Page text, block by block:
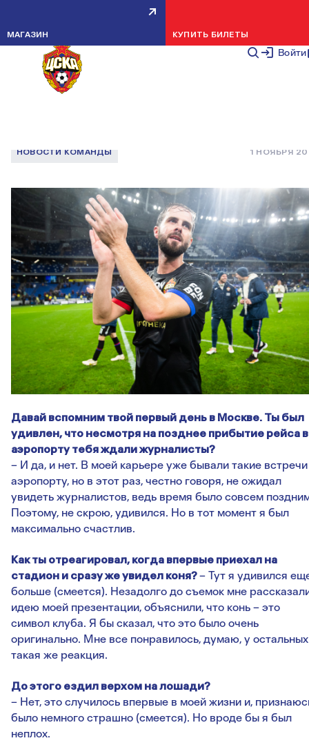
Войти
МАГАЗИН КУПИТЬ БИЛЕТЫ
МИРАЛЕМ ПЬЯНИЧ: В 2005
РАДОВАЛСЯ, КОГДА РАХИМИЧ
ЗАВОЕВАЛ КУБОК УЕФА С ПФК
НОВОСТИ КОМАНДЫ 1 НОЯБРЯ
Давай вспомним твой первый день в Москве. Ты был
удивлен, что несмотря на позднее прибытие рейса в
аэропорту тебя ждали журналисты?
– И да, и нет. В моей карьере уже бывали такие
аэропорту, но в этот раз, честно говоря, не ожидал
увидеть журналистов, ведь время было совсем
Поэтому, не скрою, удивился. Но в тот момент я был
максимально счастлив.
Как ты отреагировал, когда впервые приехал на
стадион и сразу же увидел коня?– Тут я удивился
больше (смеется). Незадолго до съемок мне
идею моей презентации, объяснили, что конь – это
символ клуба. Я бы сказал, что это было очень
оригинально. Мне все понравилось, думаю, у остальных
такая же реакция.
До этого ездил верхом на лошади?
– Нет, это случилось впервые в моей жизни и,
было немного страшно (смеется). Но вроде бы я был
неплох.